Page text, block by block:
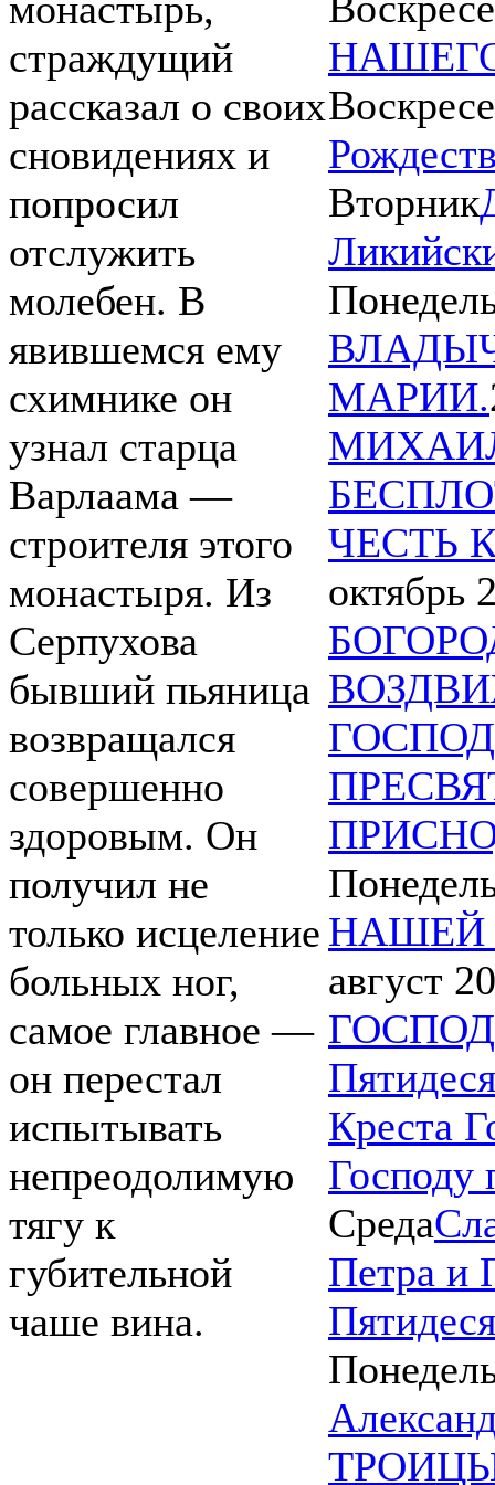
монастырь,
страждущий
рассказал о своих
сновидениях и
попросил
отслужить
молебен. В
явившемся ему
схимнике он
узнал старца
Варлаама —
строителя этого
монастыря. Из
Серпухова
бывший пьяница
возвращался
совершенно
здоровым. Он
получил не
только исцеление
больных ног,
самое главное —
он перестал
испытывать
непреодолимую
тягу к
губительной
чаше вина.
Вторник
МАРИИ.
ЧЕСТЬ
октябрь
НАШЕЙ
август
Креста
Господу
Среда
Петра и